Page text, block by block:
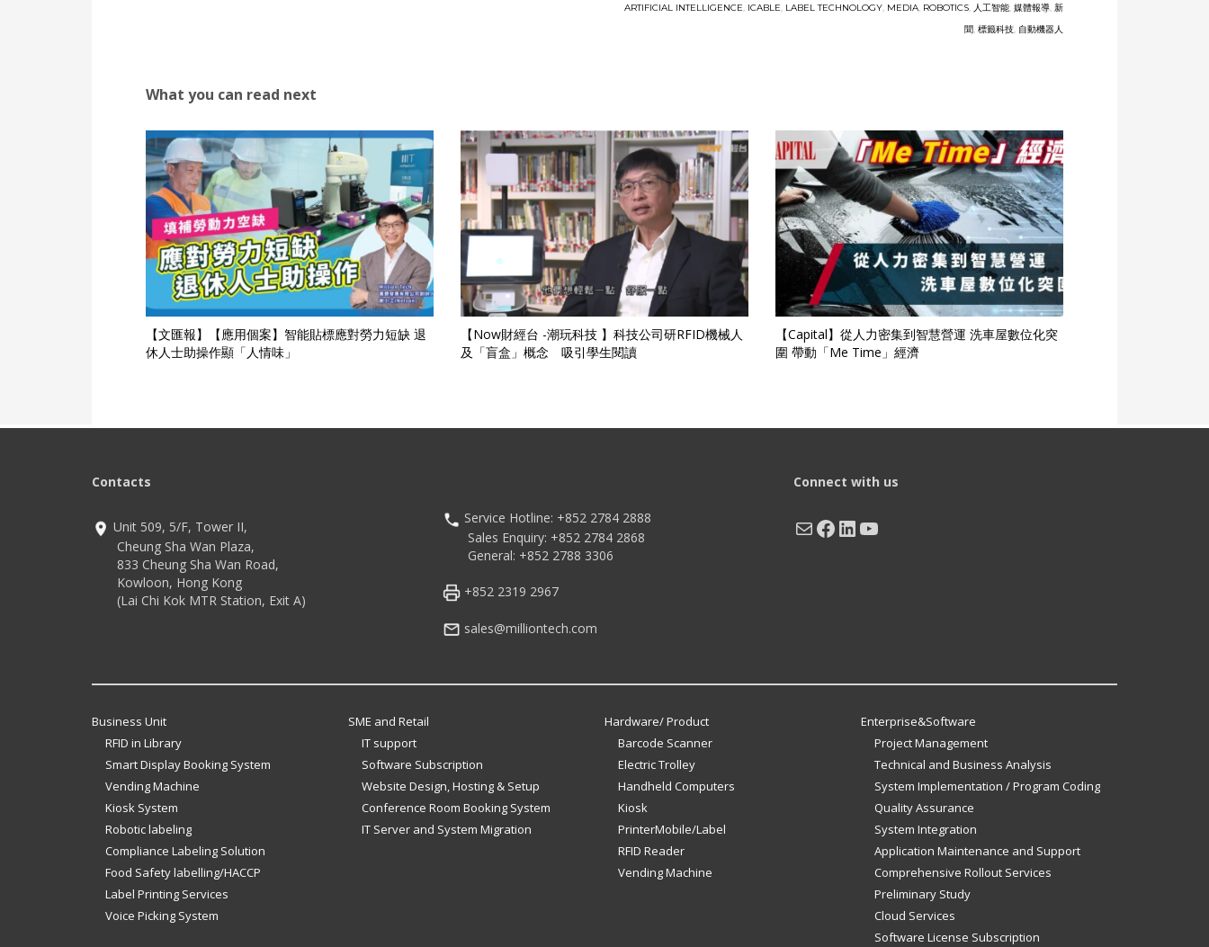
ARTIFICIAL INTELLIGENCE, ICABLE, LABEL TECHNOLOGY, MEDIA, ROBOTICS, 人工智能, 媒體報導, 新
聞, 標籤科技, 自動機器人
What you can read next
【文匯報】【應用個案】智能貼標應對勞力短缺 退
休人士助操作顯「人情味」
【Now財經台 -潮玩科技 】科技公司研RFID機械人
及「盲盒」概念 吸引學生閱讀
【Capital】從人力密集到智慧營運 洗車屋數位化突
圍 帶動「Me Time」經濟
Contacts
Unit 509, 5/F, Tower II,
Cheung Sha Wan Plaza,
833 Cheung Sha Wan Road,
Kowloon, Hong Kong
(Lai Chi Kok MTR Station, Exit A)
Service Hotline: +852 2784 2888
Sales Enquiry: +852 2784 2868
General: +852 2788 3306
+852 2319 2967
sales@milliontech.com
Connect with us
MailFacebook
LinkedIn
YouTube
Business Unit
RFID in Library
Smart Display Booking System
Vending Machine
Kiosk System
Robotic labeling
Compliance Labeling Solution
Food Safety labelling/HACCP
Label Printing Services
Voice Picking System
SME and Retail
IT support
Software Subscription
Website Design, Hosting & Setup
Conference Room Booking System
IT Server and System Migration
Hardware/ Product
Barcode Scanner
Electric Trolley
Handheld Computers
Kiosk
PrinterMobile/Label
RFID Reader
Vending Machine
Enterprise&Software
Project Management
Technical and Business Analysis
System Implementation / Program Coding
Quality Assurance
System Integration
Application Maintenance and Support
Comprehensive Rollout Services
Preliminary Study
Cloud Services
Software License Subscription